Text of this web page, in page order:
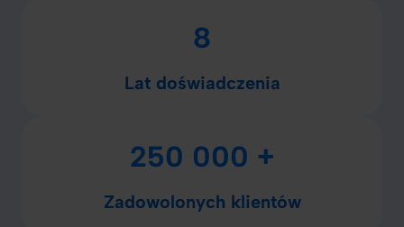
8
Lat doświadczenia
250 000 +
Zadowolonych klientów